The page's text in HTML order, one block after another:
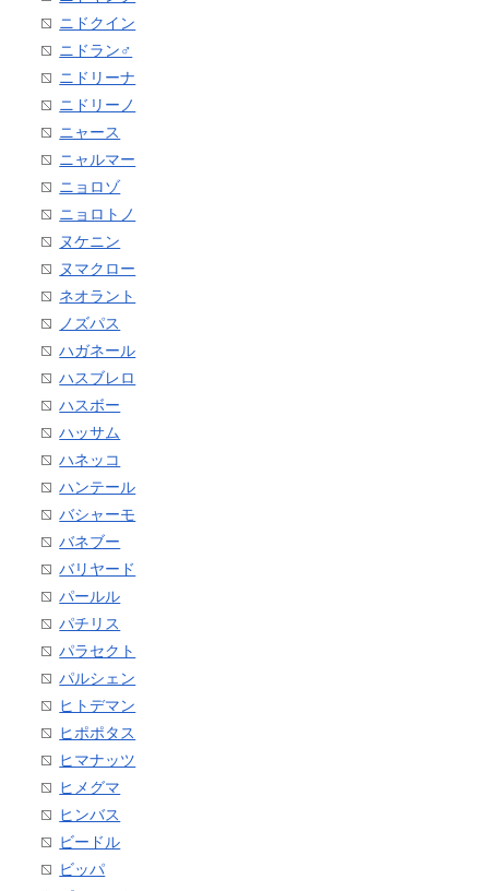
ニドクイン
ニドラン♂
ニドリーナ
ニドリーノ
ニャース
ニャルマー
ニョロゾ
ニョロトノ
ヌケニン
ヌマクロー
ネオラント
ノズパス
ハガネール
ハスブレロ
ハスボー
ハッサム
ハネッコ
ハンテール
バシャーモ
バネブー
バリヤード
パールル
パチリス
パラセクト
パルシェン
ヒトデマン
ヒポポタス
ヒマナッツ
ヒメグマ
ヒンバス
ビードル
ビッパ